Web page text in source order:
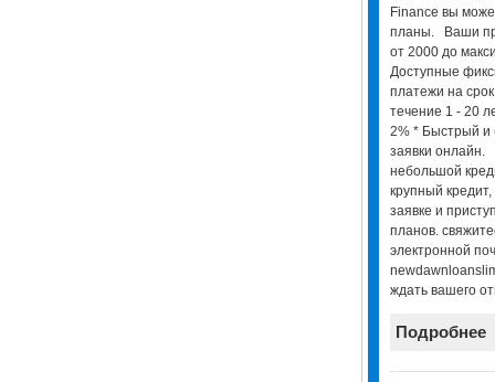
Finance вы
планы. Ваши
от 2000 до
Доступные
платежи на
течение 1 - 20
2% * Быстрый и
заявки онлайн.
небольшой
крупный
заявке и
планов.
электронной
ждать вашего
Подробнее